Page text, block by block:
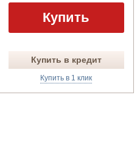
Купить
Купить в кредит
Купить в 1 клик